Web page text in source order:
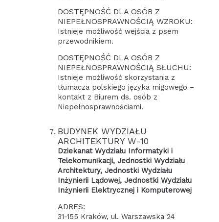
DOSTĘPNOŚĆ DLA OSÓB Z
NIEPEŁNOSPRAWNOŚCIĄ WZROKU:
Istnieje możliwość wejścia z psem
przewodnikiem.
DOSTĘPNOŚĆ DLA OSÓB Z
NIEPEŁNOSPRAWNOŚCIĄ SŁUCHU:
Istnieje możliwość skorzystania z
tłumacza polskiego języka migowego –
kontakt z Biurem ds. osób z
Niepełnosprawnościami.
BUDYNEK WYDZIAŁU
ARCHITEKTURY W-10
Dziekanat Wydziału Informatyki i
Telekomunikacji, Jednostki Wydziału
Architektury, Jednostki Wydziału
Inżynierii Lądowej, Jednostki Wydziału
Inżynierii Elektrycznej i Komputerowej
ADRES:
31-155 Kraków, ul. Warszawska 24